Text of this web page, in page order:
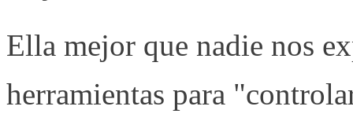
Ella mejor que nadie nos
herramientas para